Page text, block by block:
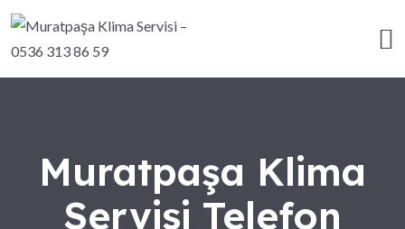
Muratpaşa Klima
Servisi Telefon